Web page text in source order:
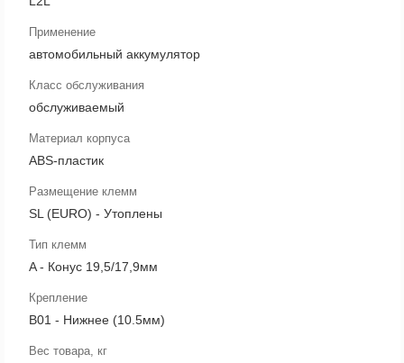
Применение
автомобильный аккумулятор
Класс обслуживания
обслуживаемый
Материал корпуса
ABS-пластик
Размещение клемм
SL (EURO) - Утоплены
Тип клемм
A - Конус 19,5/17,9мм
Крепление
B01 - Нижнее (10.5мм)
Вес товара, кг